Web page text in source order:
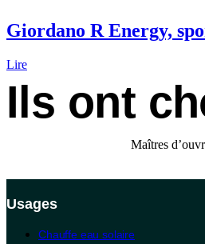
Giordano R Energy,
Lire
Ils ont
Maîtres
Usages
Chauffe eau solaire